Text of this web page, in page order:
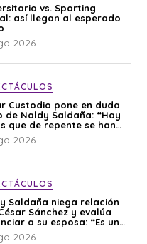
vs. Sporting
así llegan al esperado
2026
Custodio pone en duda
de Naldy Saldaña: “Hay
que de repente se han
2026
Saldaña niega relación
Sánchez y evalúa
a su esposa: “Es una
2026